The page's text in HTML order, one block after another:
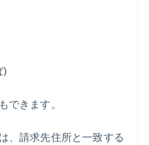
)
できます。
、請求先住所と一致する